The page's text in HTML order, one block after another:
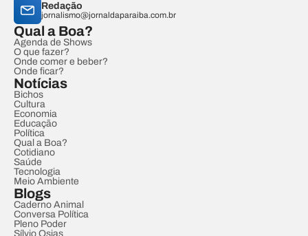
Redação
jornalismo@jornaldaparaiba.com.br
Qual a Boa?
Agenda de Shows
O que fazer?
Onde comer e beber?
Onde ficar?
Notícias
Bichos
Cultura
Economia
Educação
Política
Qual a Boa?
Cotidiano
Saúde
Tecnologia
Meio Ambiente
Blogs
Caderno Animal
Conversa Política
Pleno Poder
Sílvio Osias